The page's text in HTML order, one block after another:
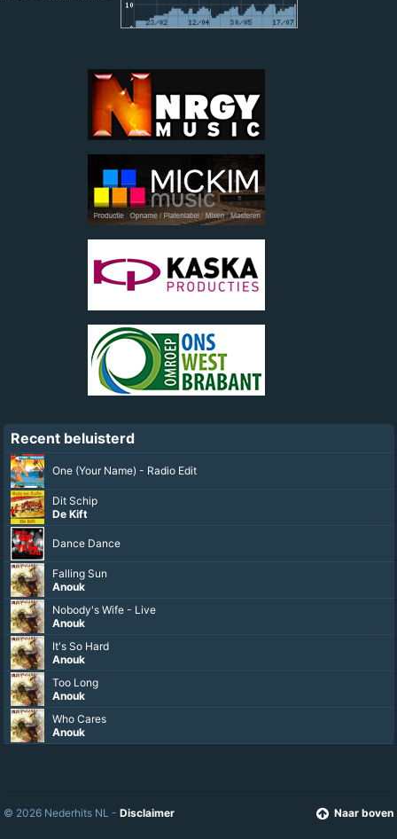
Recent beluisterd
One (Your Name) - Radio Edit
Dit Schip
De Kift
Dance Dance
Falling Sun
Anouk
Nobody's Wife - Live
Anouk
It's So Hard
Anouk
Too Long
Anouk
Who Cares
Anouk
Naar boven
© 2026 Nederhits NL - Disclaimer